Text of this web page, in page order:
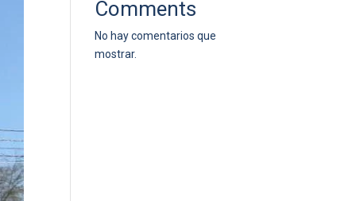
Comments
No hay comentarios que
mostrar.